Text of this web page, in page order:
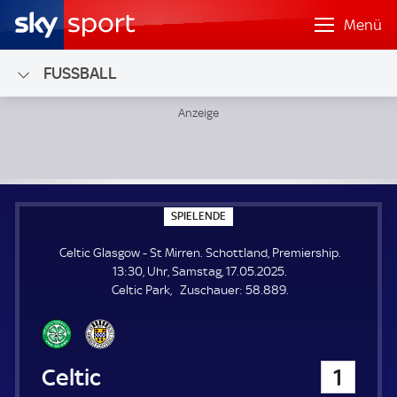
Menü
FUSSBALL
SPIELENDE
P
E
L
E
N
Celtic Glasgow - St Mirren. Schottland, Premiership.
13:30, Uhr, Samstag, 17.05.2025.
Celtic Park
Zuschauer: Z
58.889.
Celtic Glasgow 1